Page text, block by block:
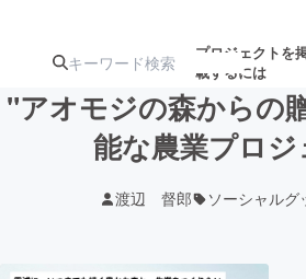
プロジェクトを
載するには
注目のリ
ターン
注目の新着プロ
ジェクト
募集
ロジ
"アオモジの森からの
能な農業プロ
渡辺 督郎 ソーシャルグ